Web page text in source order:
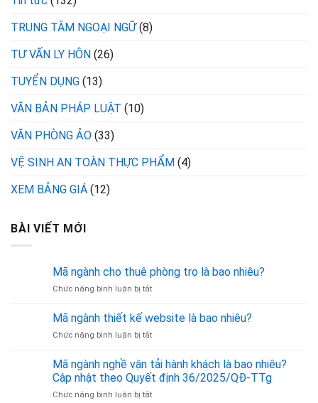
TRUNG TÂM NGOẠI NGỮ(8)
TƯ VẤN LY HÔN (26)
TUYỂN DỤNG (13)
VĂN BẢN PHÁP LUẬT (10)
VĂN PHÒNG ẢO (33)
VỆ SINH AN TOÀN THỰC PHẨM (4)
XEM BẢNG GIÁ (12)
BÀI VIẾT MỚI
Mã ngành cho thuê phòng trọ là bao nhiêu?
Chức năng bình luận bị tắtở
ngành
cho
thuê
trọ
là
nhiêu?
Mã ngành thiết kế website là bao nhiêu?
Chức năng bình luận bị tắtở
ngành
thiết
kế
website
Mã ngành nghề vận tải hành khách là bao nhiêu?
Cập nhật theo Quyết định 36/2025/QĐ-TTg
Chức năng bình luận bị tắtở